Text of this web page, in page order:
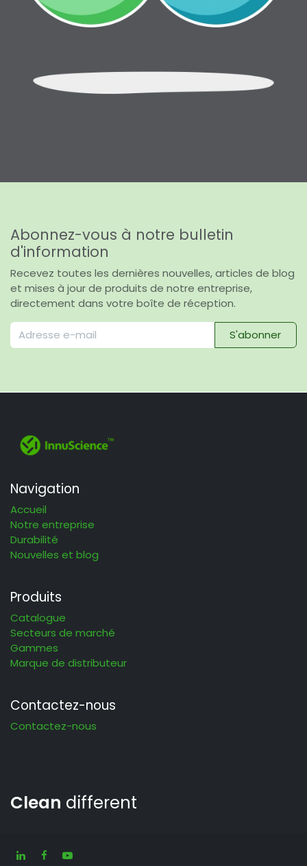
Abonnez-vous à notre bulletin
d'information
Recevez toutes les dernières nouvelles, articles de blog
et mises à jour de produits de notre entreprise,
directement dans votre boîte de réception.
S'abonner
Navigation
Accueil
Notre entreprise
Durabilité
Nouvelles et blog
Produits
Catalogue
Secteurs de marché
Gammes
Marque de distributeur
Contactez-nous
Contactez-nous
Clean different